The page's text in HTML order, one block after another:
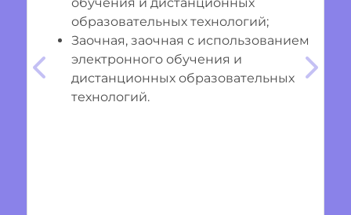
образовательных технологий;
Заочная, заочная с использованием
электронного обучения и
дистанционных образовательных
технологий.
Предыдущий